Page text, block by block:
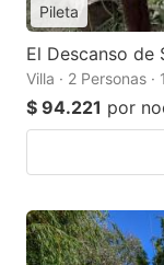
Pileta
El Descanso de
Villa · 2 Personas
$ 94.221 por